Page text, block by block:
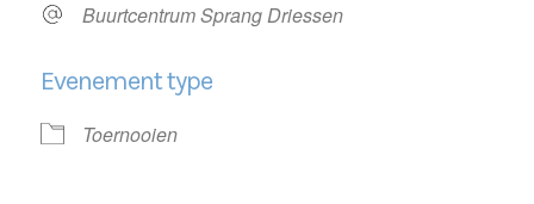
Buurtcentrum Sprang Driessen
Evenement type
Toernooien